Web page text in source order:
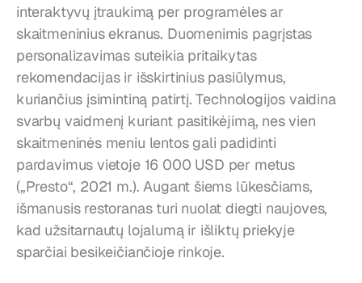
interaktyvų įtraukimą per programėles ar
skaitmeninius ekranus. Duomenimis pagrįstas
personalizavimas suteikia pritaikytas
rekomendacijas ir išskirtinius pasiūlymus,
kuriančius įsimintiną patirtį. Technologijos vaidina
svarbų vaidmenį kuriant pasitikėjimą, nes vien
skaitmeninės meniu lentos gali padidinti
pardavimus vietoje 16 000 USD per metus
(„Presto“, 2021 m.). Augant šiems lūkesčiams,
išmanusis restoranas turi nuolat diegti naujoves,
kad užsitarnautų lojalumą ir išliktų priekyje
sparčiai besikeičiančioje rinkoje.